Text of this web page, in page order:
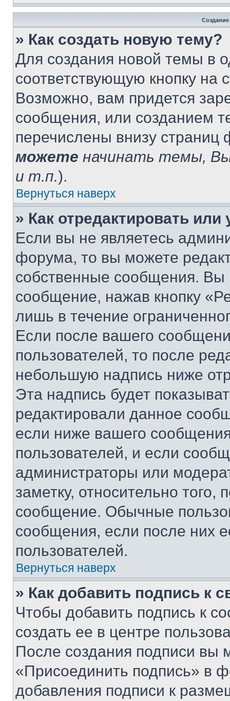
» Как создать новую тему?
Для создания новой темы в
соответствующую кнопку
Возможно, вам придется
сообщения, или созданием
перечислены внизу
можете начинать темы,
и т.п.).
Вернуться наверх
» Как отредактировать
Если вы не являетесь
форума, то вы можете
собственные сообщения. Вы
сообщение, нажав кнопку
лишь в течение
Если после вашего
пользователей, то после
небольшую надпись ниже
Эта надпись будет
редактировали данное
если ниже вашего
пользователей, и если
администраторы или
заметку, относительно
сообщение. Обычные
сообщения, если после них
пользователей.
Вернуться наверх
» Как добавить подпись к
Чтобы добавить подпись к
создать ее в центре
После создания подписи вы
«Присоединить подпись» в
добавления подписи к